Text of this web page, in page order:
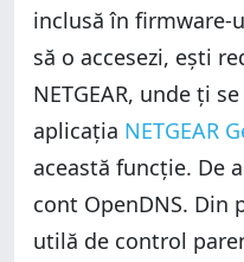
inclusă în firmware-
să o accesezi, ești
NETGEAR, unde ți
aplicația NETGEAR
această funcție. De
cont OpenDNS. Din
utilă de control